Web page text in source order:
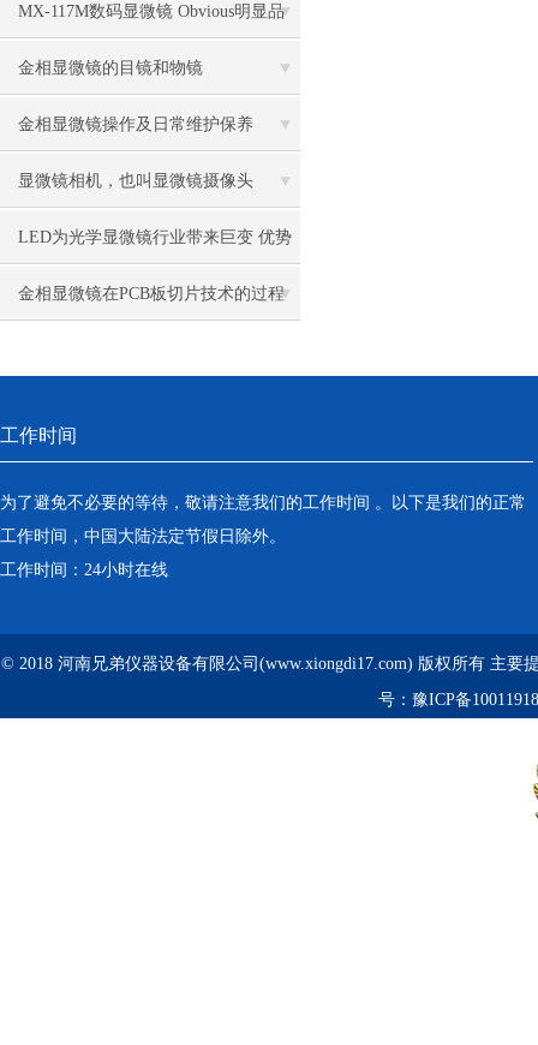
MX-117M数码显微镜 Obvious明显品
牌值得推荐
金相显微镜的目镜和物镜
金相显微镜操作及日常维护保养
显微镜相机，也叫显微镜摄像头
LED为光学显微镜行业带来巨变 优势
比传统卤素更明显
金相显微镜在PCB板切片技术的过程
工作时间
为了避免不必要的等待，敬请注意我们的工作时间 。以下是我们的正常
工作时间，中国大陆法定节假日除外。
工作时间：24小时在线
© 2018 河南兄弟仪器设备有限公司(www.xiongdi17.com) 版权所有 主要
号： 豫ICP备